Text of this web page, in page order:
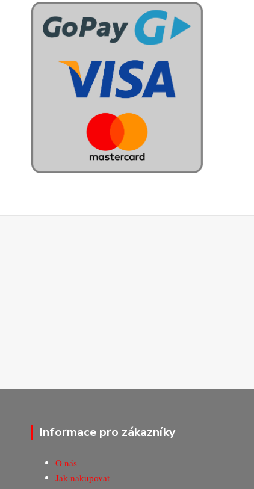
Informace pro zákazníky
O nás
Jak nakupovat